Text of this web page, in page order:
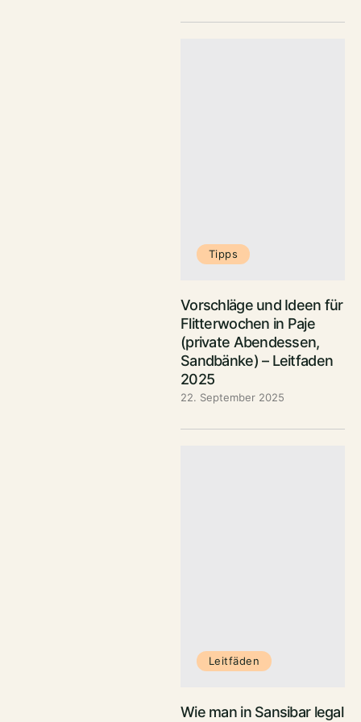
Tipps
Vorschläge und Ideen für
Flitterwochen in Paje
(private Abendessen,
Sandbänke) – Leitfaden
2025
22. September 2025
Leitfäden
Wie man in Sansibar legal